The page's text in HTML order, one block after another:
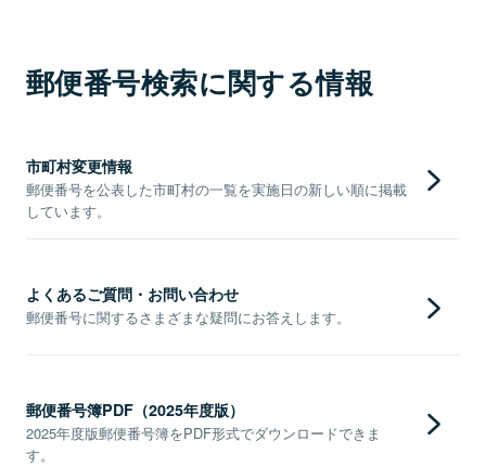
郵便番号検索に関する情報
市町村変更情報
郵便番号を公表した市町村の一覧を実施日の新しい順に掲載
しています。
よくあるご質問・お問い合わせ
郵便番号に関するさまざまな疑問にお答えします。
郵便番号簿PDF（2025年度版）
2025年度版郵便番号簿をPDF形式でダウンロードできま
す。